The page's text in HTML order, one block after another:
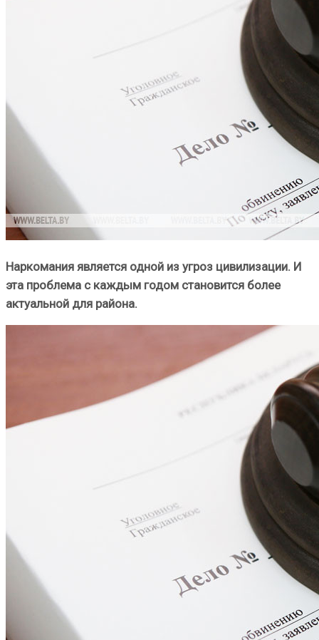
Наркомания является одной из угроз цивилизации. И
эта проблема с каждым годом становится более
актуальной для района.